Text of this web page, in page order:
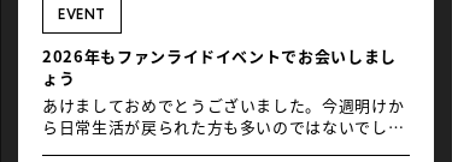
EVENT
2026年もファンライドイベントでお会いしまし
ょう
あけましておめでとうございました。今週明けか
ら日常生活が戻られた方も多いのではないでしょ